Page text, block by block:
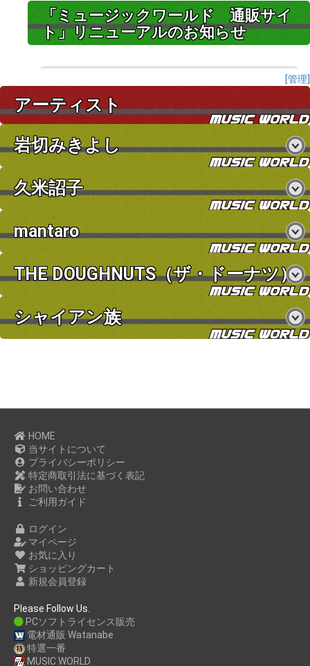
アーティスト
岩切みきよし
久米詔子
mantaro
THE DOUGHNUTS（ザ・ドーナツ）
シャイアン族
[管理]
HOME
当サイトについて
プライバシーポリシー
特定商取引法に基づく表記
お問い合わせ
ご利用ガイド
ログイン
マイページ
お気に入り
ショッピングカート
新規会員登録
Please Follow Us.
PCソフトライセンス販売
電材通販 Watanabe
特選一番
MUSIC WORLD